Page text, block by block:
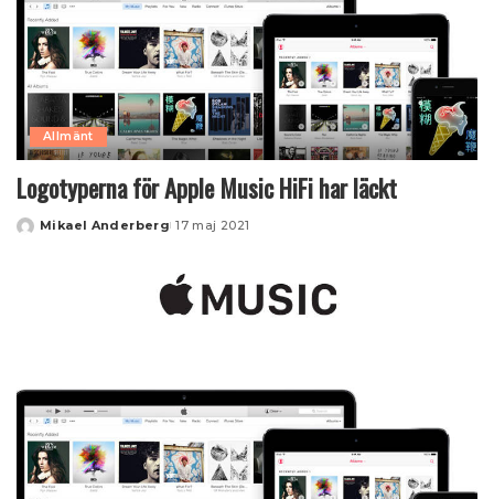
Allmänt
Logotyperna för Apple Music HiFi har läckt
Posted
Mikael Anderberg 17 maj 2021